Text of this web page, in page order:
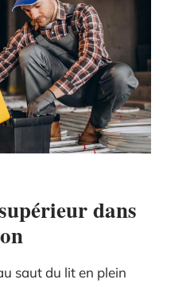
dans
saut du lit en plein